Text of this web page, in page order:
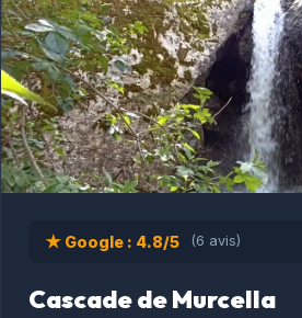
★ Google : 4.8/5 (6 avis)
Cascade de Murcella